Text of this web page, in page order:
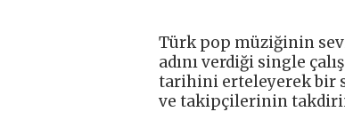
Türk pop müziğinin
adını verdiği single
tarihini erteleyerek bir
ve takipçilerinin